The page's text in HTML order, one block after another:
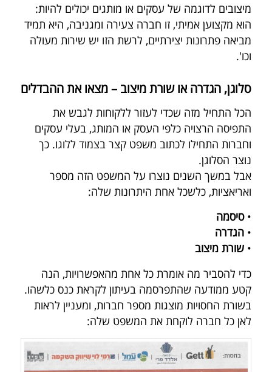
מיצובים לדוגמה של עסקים או מותגים יכולים להיות:
הוא מקצוען אמיתי, זו חברה צעירה ומגניבה, היא תמיד
מביאה פתרונות יצירתיים, לרשת הזו יש שירות מעולה
וכו'.
סלוגן, הגדרה או שורת מיצוב – מצאו את ההבדלים
הכל התחיל מזה שכדי לעזור ללקוחות לגבש את
התפיסה הרצויה כלפי העסק או המותג, בעלי עסקים
וחברות התחילו לכתוב משפט קצר בצמוד ללוגו. כך
נוצר הסלוגן.
אבל במשך השנים נוצרו על המשפט הזה מספר
ואריאציות, כלשכל אחת היתרונות שלה:
•סיסמה
• הגדרה
• שורת מיצוב
כדי להסביר מה אומרת כל אחת מהאפשרויות, הנה
קטע ממודעה שהתפרסמה בעיתון לקראת כנס כלשהו.
בשורת החסויות מוצגות מספר חברות, ומעניין לראות
לאן כל חברה לוקחת את המשפט שלה: